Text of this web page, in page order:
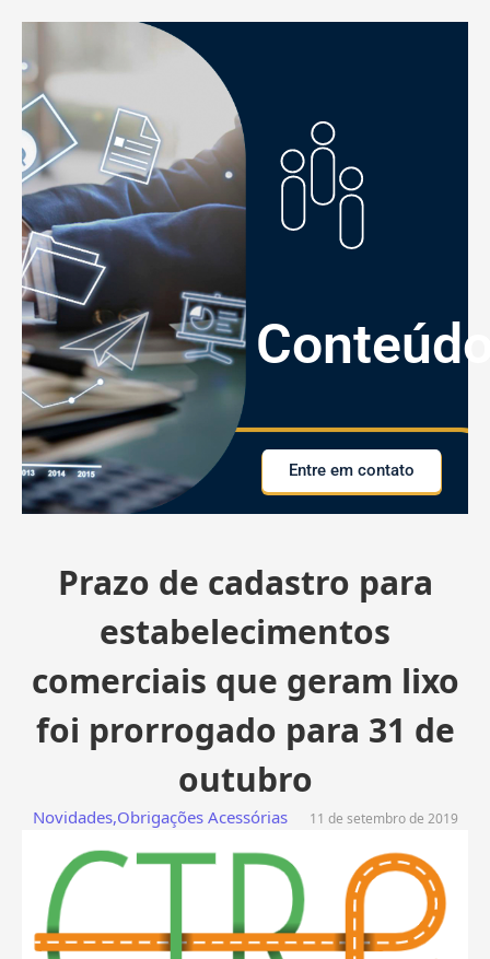
Entre em contato
Prazo de cadastro para
estabelecimentos
comerciais que geram lixo
foi prorrogado para 31 de
outubro
Novidades,Obrigações Acessórias 11 de setembro de 2019